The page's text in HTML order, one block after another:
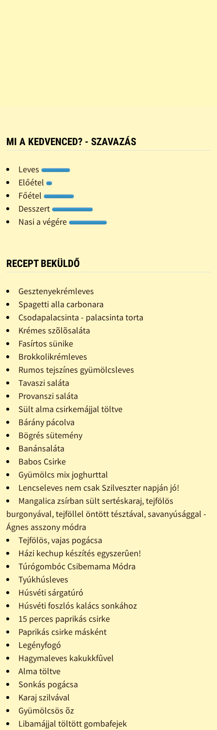
MI A KEDVENCED? - SZAVAZÁS
Leves
Előétel
Főétel
Desszert
Nasi a végére
RECEPT BEKÜLDŐ
Gesztenyekrémleves
Spagetti alla carbonara
Csodapalacsinta - palacsinta torta
Krémes szõlõsaláta
Fasírtos sünike
Brokkolikrémleves
Rumos tejszínes gyümölcsleves
Tavaszi saláta
Provanszi saláta
Sült alma csirkemájjal töltve
Bárány pácolva
Bögrés sütemény
Banánsaláta
Babos Csirke
Gyümölcs mix joghurttal
Lencseleves nem csak Szilveszter napján jó!
Mangalica zsírban sült sertéskaraj, tejfölös
burgonyával, tejföllel öntött tésztával, savanyúsággal -
Ágnes asszony módra
Tejfölös, vajas pogácsa
Házi kechup készítés egyszerûen!
Túrógombóc Csibemama Módra
Tyúkhúsleves
Húsvéti sárgatúró
Húsvéti foszlós kalács sonkához
15 perces paprikás csirke
Paprikás csirke másként
Legényfogó
Hagymaleves kakukkfûvel
Alma töltve
Sonkás pogácsa
Karaj szilvával
Gyümölcsös õz
Libamájjal töltött gombafejek